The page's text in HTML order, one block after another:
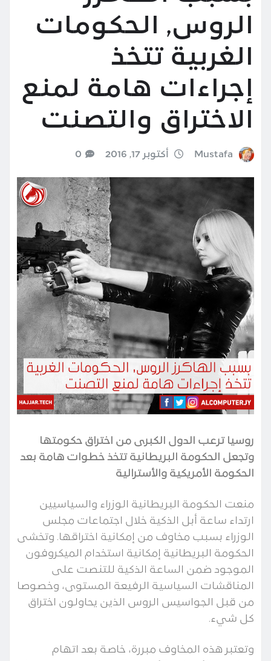
الروس, الحكومات
الغربية تتخذ
إجراءات هامة لمنع
الاختراق والتصنت
Mustafa أكتوبر 17, 2016 0
روسيا ترعب الدول الكبرى من اختراق حكومتها
وتجعل الحكومة البريطانية تتخذ خطوات هامة بعد
الحكومة الأمريكية والأسترالية
منعت الحكومة البريطانية الوزراء والسياسيين
ارتداء ساعة أبل الذكية خلال اجتماعات مجلس
الوزراء بسبب مخاوف من إمكانية اختراقها. وتخشى
الحكومة البريطانية إمكانية استخدام الميكروفون
الموجود ضمن الساعة الذكية للتنصت على
المناقشات السياسية الرفيعة المستوى، وخصوصا
من قبل الجواسيس الروس الذين يحاولون اختراق
كل شيء.
وتعتبر هذه المخاوف مبررة، خاصة بعد اتهام